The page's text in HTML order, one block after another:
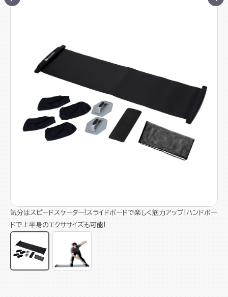
気分はスピードスケーター!スライドボードで楽しく筋力アップ!ハンドボー
ドで上半身のエクササイズも可能!